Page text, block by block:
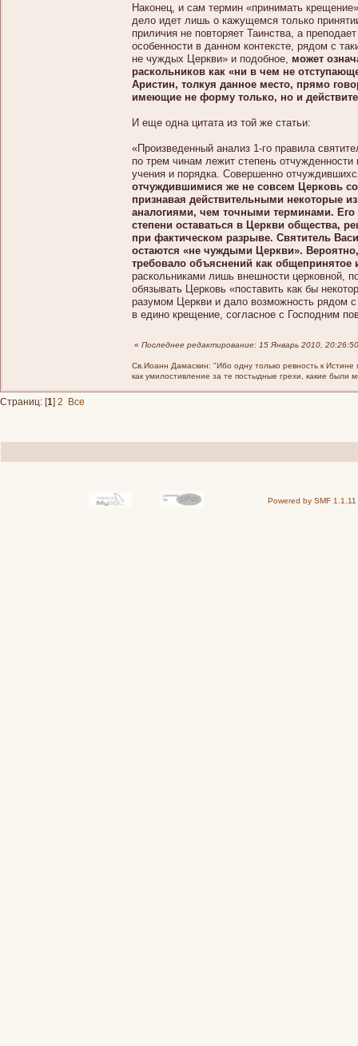
Наконец, и сам термин «принимать
дело идет лишь о кажущемся только
приличия не повторяет Таинства, а
особенности в данном контексте, рядом с
не чуждых Церкви» и подобное, может
раскольников как «ни в чем не
Аристин, толкуя данное место, прямо
имеющие не форму только, но и
И еще одна цитата из той же статьи:
«Произведенный анализ 1-го правила
по трем чинам лежит степень
учения и порядка. Совершенно
отчуждившимися же не совсем Церковь
признавая действительными некоторые
аналогиями, чем точными терминами. Его
степени оставаться в Церкви общества,
при фактическом разрыве. Святитель
остаются «не чуждыми Церкви».
требовало объяснений как общепринятое
раскольниками лишь внешности церковной,
обязывать Церковь «поставить как бы
разумом Церкви и дало возможность рядом
в едино крещение, согласное с Господним
« Последнее редактирование: 15 Январь 2010,
Св.Иоанн Дамаскин: "Ибо одну только ревность к
как умилостивление за те постыдные грехи, какие были
Страниц: [1] 2 Все
Powered by SMF 1.1.11